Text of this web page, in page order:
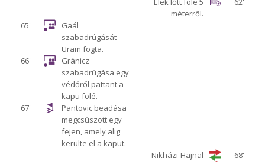
méterről.
65'
Gaál
szabadrúgását
Uram fogta.
66'
Gránicz
szabadrúgása egy
védőről pattant a
kapu fölé.
67'
Pantovic beadása
megcsúszott egy
fejen, amely alig
kerülte el a kaput.
68'
Nikházi-Hajnal